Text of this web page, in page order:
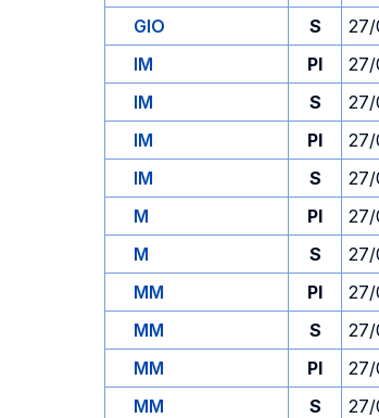
GIO
S 27/
IM
PI 27/
IM
S 27/
IM
PI 27/
IM
S 27/
M
PI 27/
M
S 27/
MM
PI 27/
MM
S 27/
MM
PI 27/
MM
S 27/